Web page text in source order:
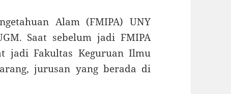
Alam (FMIPA) UNY
Saat sebelum jadi FMIPA
jadi Fakultas Keguruan Ilmu
jurusan yang berada di